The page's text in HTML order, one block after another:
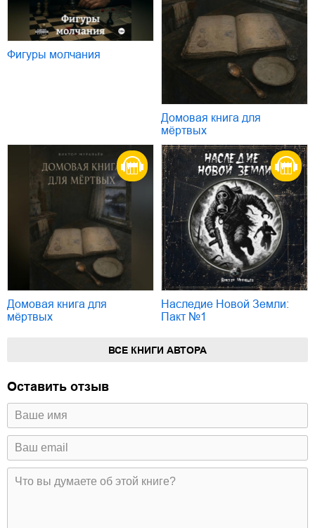
Фигуры молчания
Домовая книга для
мёртвых
Домовая книга для
мёртвых
Наследие Новой Земли:
Пакт №1
ВСЕ КНИГИ АВТОРА
Оставить отзыв